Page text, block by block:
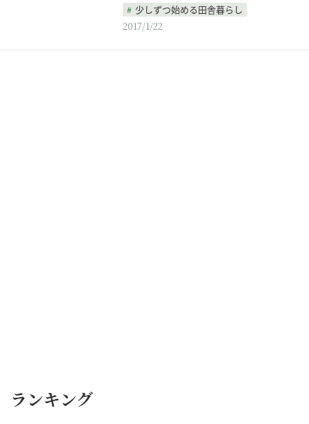
少しずつ始める田舎暮らし
2017/1/22
ランキング